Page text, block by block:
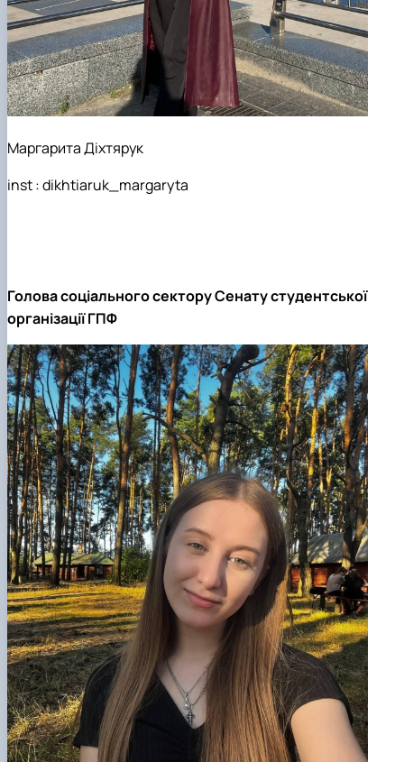
Маргарита Діхтярук
inst : dikhtiaruk_margaryta
Голова соціального сектору Сенату студентської
організації ГПФ